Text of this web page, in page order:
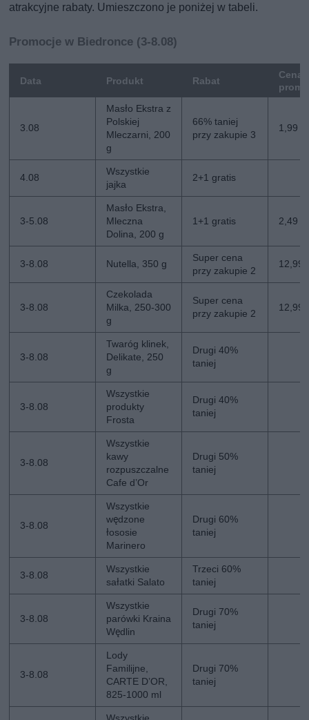
atrakcyjne rabaty. Umieszczono je poniżej w tabeli.
Promocje w Biedronce (3-8.08)
Data Produkt Rabat
Cena
3.08
Masło Ekstra z
Polskiej
Mleczarni, 200
g
66% taniej
przy zakupie 3
1,99
4.08
Wszystkie
jajka
2+1 gratis
3-5.08
Masło Ekstra,
Mleczna
Dolina, 200 g
1+1 gratis 2,49
3-8.08 Nutella, 350 g
Super cena
przy zakupie 2
12,99
3-8.08
Czekolada
Milka, 250-300
g
Super cena
przy zakupie 2
12,99
3-8.08
Twaróg klinek,
Delikate, 250
g
Drugi 40%
taniej
3-8.08
Wszystkie
produkty
Frosta
Drugi 40%
taniej
3-8.08
Wszystkie
kawy
rozpuszczalne
Cafe d’Or
Drugi 50%
taniej
3-8.08
Wszystkie
wędzone
łososie
Marinero
Drugi 60%
taniej
3-8.08
Wszystkie
sałatki Salato
Trzeci 60%
taniej
3-8.08
Wszystkie
parówki Kraina
Wędlin
Drugi 70%
taniej
3-8.08
Lody
Familijne,
CARTE D’OR,
825-1000 ml
Drugi 70%
taniej